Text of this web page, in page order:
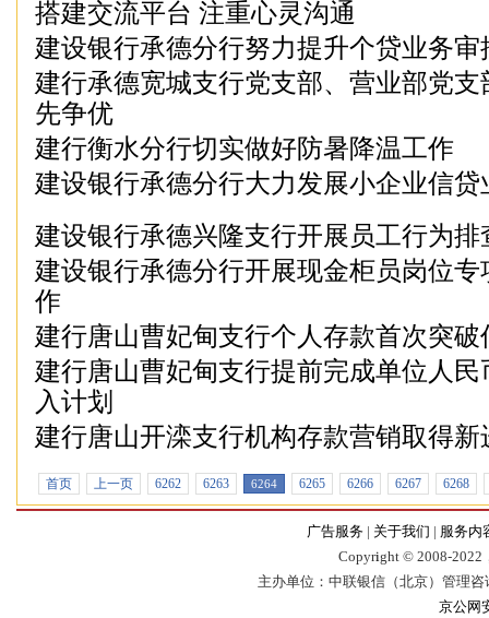
搭建交流平台 注重心灵沟通
建设银行承德分行努力提升个贷业务审
建行承德宽城支行党支部、营业部党支
先争优
建行衡水分行切实做好防暑降温工作
建设银行承德分行大力发展小企业信贷
建设银行承德兴隆支行开展员工行为排
建设银行承德分行开展现金柜员岗位专
作
建行唐山曹妃甸支行个人存款首次突破
建行唐山曹妃甸支行提前完成单位人民
入计划
建行唐山开滦支行机构存款营销取得新
首页 上一页 6262 6263 6264 6265 6266 6267 6268
广告服务 | 关于我们 | 服务内
Copyright © 2008-2022
主办单位：中联银信（北京）管理
京公网